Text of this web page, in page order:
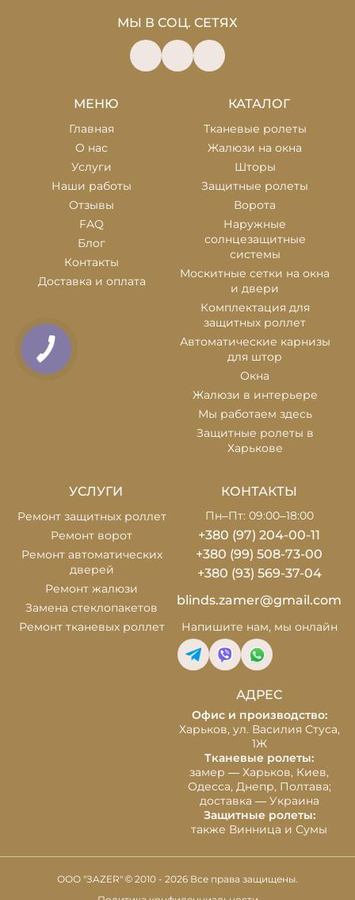
МЫ В СОЦ. СЕТЯХ
МЕНЮ
Главная
О нас
Услуги
Наши работы
Отзывы
FAQ
Блог
Контакты
Доставка и оплата
КАТАЛОГ
Тканевые ролеты
Жалюзи на окна
Шторы
Защитные ролеты
Ворота
Наружные
солнцезащитные
системы
Москитные сетки на окна
и двери
Комплектация для
защитных роллет
Автоматические карнизы
для штор
Окна
Жалюзи в интерьере
Мы работаем здесь
Защитные ролеты в
Харькове
УСЛУГИ
Ремонт защитных роллет
Ремонт ворот
Ремонт автоматических
дверей
Ремонт жалюзи
Замена стеклопакетов
Ремонт тканевых роллет
КОНТАКТЫ
Пн–Пт: 09:00–18:00
+380 (97) 204-00-11
+380 (99) 508-73-00
+380 (93) 569-37-04
blinds.zamer@gmail.com
Напишите нам, мы онлайн
АДРЕС
Офис и производство:
Харьков, ул. Василия Стуса,
1Ж
Тканевые ролеты:
замер — Харьков, Киев,
Одесса, Днепр, Полтава;
доставка — Украина
Защитные ролеты:
также Винница и Сумы
ООО "ЗAZER" © 2010 - 2026 Все права защищены.